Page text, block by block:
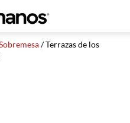
/ Terrazas de los